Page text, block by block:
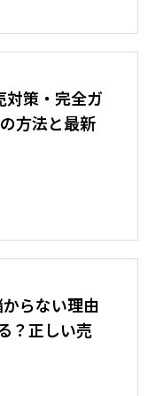
対策・完全ガ
方法と最新
らない理由
？正しい売